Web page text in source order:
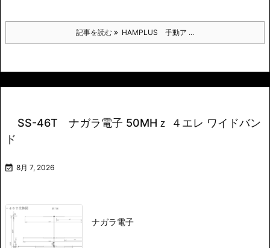
記事を読む HAMPLUS 手動ア ...
SS-46T ナガラ電子 50MHｚ ４エレ ワイドバン
ド
 8月 7, 2026
ナガラ電子